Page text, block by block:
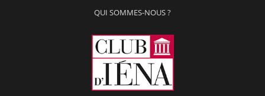
QUI SOMMES-NOUS ?